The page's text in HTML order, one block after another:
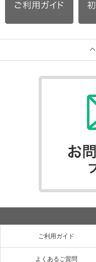
ご利用ガイド
よくあるご質問